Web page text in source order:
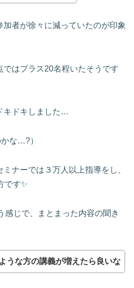
者が徐々に減っていたのが印象
ではプラス20名程いたそうです
キドキしました…
な…?）
ナーでは３万人以上指導をし、
です✨
じで、まとまった内容の聞き
うな方の講義が増えたら良いな